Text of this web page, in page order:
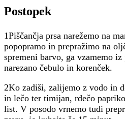
Postopek
1Piščančja prsa narežemo na
popopramo in prepražimo na
spremeni barvo, ga vzamemo
narezano čebulo in korenček.
2Ko zadiši, zalijemo z vodo in
in lečo ter timijan, rdečo
list. V posodo vrnemo tudi